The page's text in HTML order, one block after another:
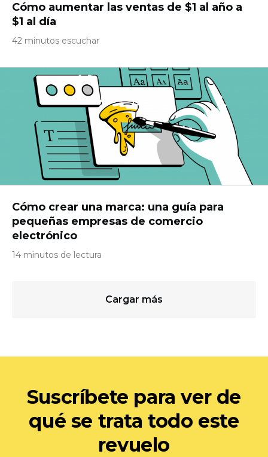
Cómo aumentar las ventas de $1 al año a
$1 al día
42 minutos escuchar
Cómo crear una marca: una guía para
pequeñas empresas de comercio
electrónico
14 minutos de lectura
Cargar más
Suscríbete para ver de
qué se trata todo este
revuelo